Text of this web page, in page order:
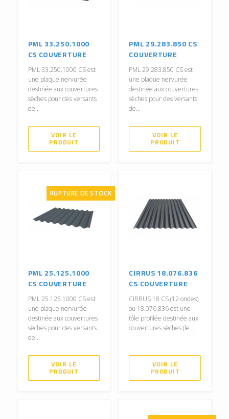
PML 33.250.1000
CS COUVERTURE
PML 33.250.1000 CS est
une plaque nervurée
destinée aux couvertures
sèches pour des versants
de...
VOIR LE
PRODUIT
PML 29.283.850 CS
COUVERTURE
PML 29.283.850 CS est
une plaque nervurée
destinée aux couvertures
sèches pour des versants
de...
VOIR LE
PRODUIT
PML 25.125.1000
CS COUVERTURE
PML 25.125.1000 CS est
une plaque nervurée
destinée aux couvertures
sèches pour des versants
de...
VOIR LE
PRODUIT
RUPTURE DE STOCK
CIRRUS 18.076.836
CS COUVERTURE
CIRRUS 18 CS (12 ondes)
ou 18.076.836 est une
tôle profilée destinée aux
couvertures sèches (le...
VOIR LE
PRODUIT